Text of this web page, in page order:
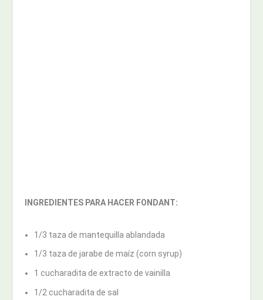
INGREDIENTES PARA HACER FONDANT:
1/3 taza de mantequilla ablandada
1/3 taza de jarabe de maíz (corn syrup)
1 cucharadita de extracto de vainilla
1/2 cucharadita de sal